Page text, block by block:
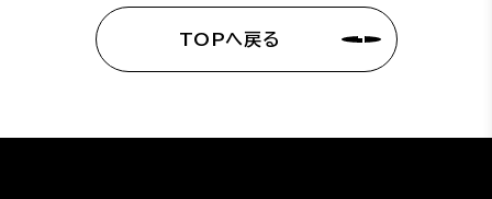
TOPへ戻る